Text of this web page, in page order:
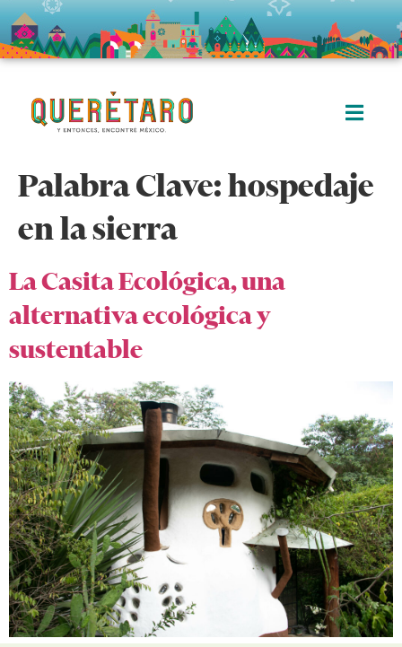
Palabra Clave:hospedaje
en la sierra
La Casita Ecológica, una
alternativa ecológica y
sustentable